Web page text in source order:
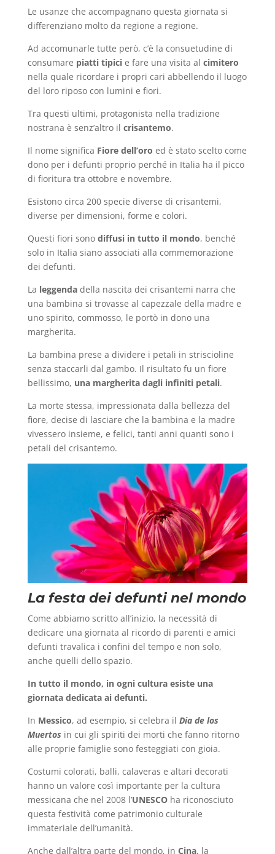
Le usanze che accompagnano questa giornata si
differenziano molto da regione a regione.
Ad accomunarle tutte però, c’è la consuetudine di
consumare piatti tipicie fare una visita al cimitero
nella quale ricordare i propri cari abbellendo il luogo
del loro riposo con lumini e fiori.
Tra questi ultimi, protagonista nella tradizione
nostrana è senz’altro il crisantemo.
Il nome significa Fiore dell’oro ed è stato scelto come
dono per i defunti proprio perché in Italia ha il picco
di fioritura tra ottobre e novembre.
Esistono circa 200 specie diverse di crisantemi,
diverse per dimensioni, forme e colori.
Questi fiori sono diffusi in tutto il mondo, benché
solo in Italia siano associati alla commemorazione
dei defunti.
La leggendadella nascita dei crisantemi narra che
una bambina si trovasse al capezzale della madre e
uno spirito, commosso, le portò in dono una
margherita.
La bambina prese a dividere i petali in striscioline
senza staccarli dal gambo. Il risultato fu un fiore
bellissimo, una margherita dagli infiniti petali.
La morte stessa, impressionata dalla bellezza del
fiore, decise di lasciare che la bambina e la madre
vivessero insieme, e felici, tanti anni quanti sono i
petali del crisantemo.
La festa dei defunti nel mondo
Come abbiamo scritto all’inizio, la necessità di
dedicare una giornata al ricordo di parenti e amici
defunti travalica i confini del tempo e non solo,
anche quelli dello spazio.
In tutto il mondo, in ogni cultura esiste una
giornata dedicata ai defunti.
In Messico, ad esempio, si celebra il Dia de los
Muertos in cui gli spiriti dei morti che fanno ritorno
alle proprie famiglie sono festeggiati con gioia.
Costumi colorati, balli, calaveras e altari decorati
hanno un valore così importante per la cultura
messicana che nel 2008 l’UNESCOha riconosciuto
questa festività come patrimonio culturale
immateriale dell’umanità.
Anche dall’altra parte del mondo, in Cina, la